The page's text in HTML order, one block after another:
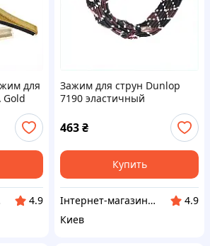
для
Gold
4.9
Зажим для струн Dunlop
7190 эластичный
463₴
Купить
Інтернет-магазин NeonLemon
4.9
Киев